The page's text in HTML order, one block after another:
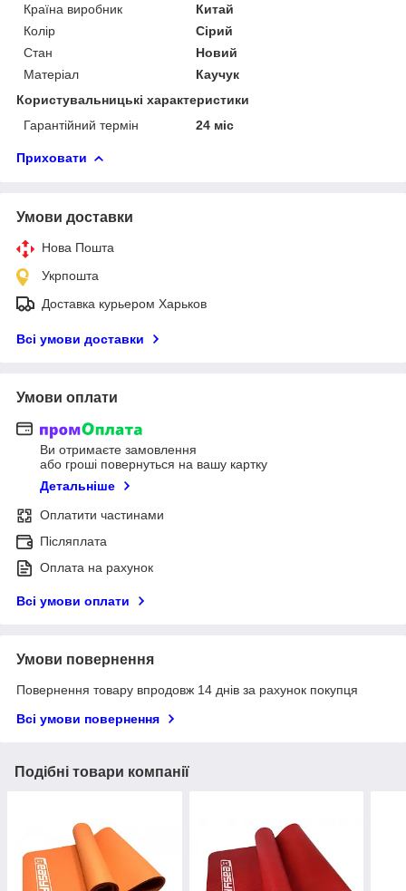
Країна виробник
Китай
Колір
Сірий
Стан
Новий
Матеріал
Каучук
Користувальницькі характеристики
Гарантійний термін
24 міс
Приховати
Умови доставки
Нова Пошта
Укрпошта
Доставка курьером Харьков
Всі умови доставки
Умови оплати
Ви отримаєте замовлення
або гроші повернуться на вашу картку
Детальніше
Оплатити частинами
Післяплата
Оплата на рахунок
Всі умови оплати
Умови повернення
Повернення товару впродовж 14 днів за рахунок покупця
Всі умови повернення
Подібні товари компанії